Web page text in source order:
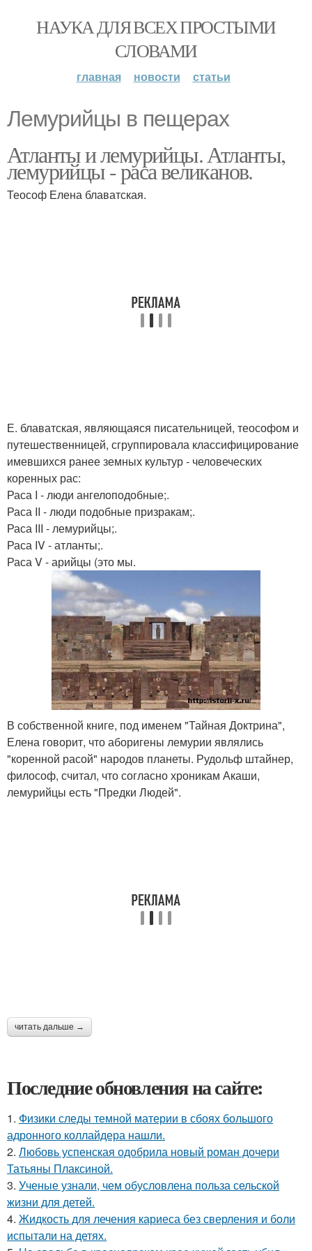
НАУКА ДЛЯ ВСЕХ ПРОСТЫМИ
СЛОВАМИ
главная новости статьи
Лемурийцы в пещерах
Атланты и лемурийцы. Атланты,
лемурийцы - раса великанов.
Теософ Елена блаватская.
Е. блаватская, являющаяся писательницей, теософом и
путешественницей, сгруппировала классифицирование
имевшихся ранее земных культур - человеческих
коренных рас:
Раса I - люди ангелоподобные;.
Раса II - люди подобные призракам;.
Раса III - лемурийцы;.
Раса IV - атланты;.
Раса V - арийцы (это мы.
В собственной книге, под именем "Тайная Доктрина",
Елена говорит, что аборигены лемурии являлись
"коренной расой" народов планеты. Рудольф штайнер,
философ, считал, что согласно хроникам Акаши,
лемурийцы есть "Предки Людей".
читать дальше →
Последние обновления на сайте:
1. Физики следы темной материи в сбоях большого
адронного коллайдера нашли.
2. Любовь успенская одобрила новый роман дочери
Татьяны Плаксиной.
3. Ученые узнали, чем обусловлена польза сельской
жизни для детей.
4. Жидкость для лечения кариеса без сверления и боли
испытали на детях.